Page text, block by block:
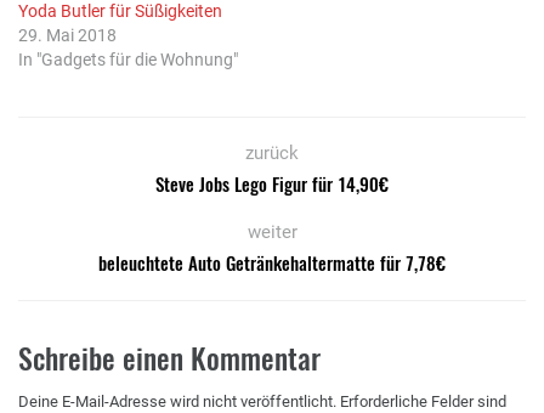
Yoda Butler für Süßigkeiten
29. Mai 2018
In "Gadgets für die Wohnung"
zurück
Steve Jobs Lego Figur für 14,90€
weiter
beleuchtete Auto Getränkehaltermatte für 7,78€
Schreibe einen Kommentar
Deine E-Mail-Adresse wird nicht veröffentlicht. Erforderliche Felder sind